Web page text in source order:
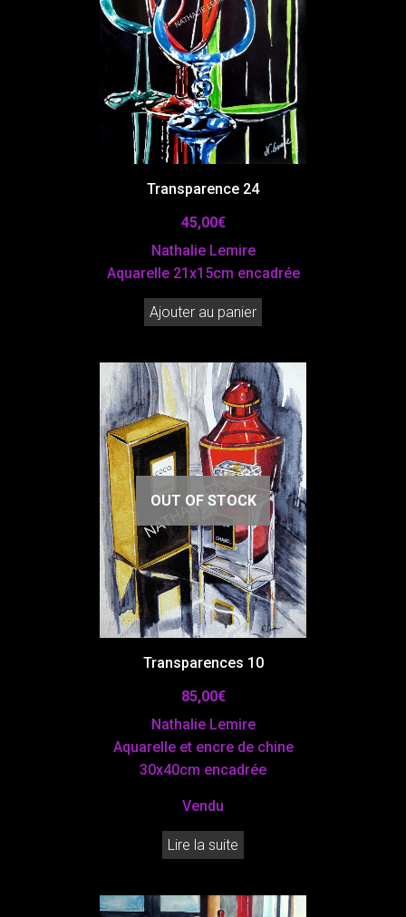
Transparence 24
45,00€
Nathalie Lemire
Aquarelle 21x15cm encadrée
Ajouter au panier
OUT OF STOCK
Transparences 10
85,00€
Nathalie Lemire
Aquarelle et encre de chine
30x40cm encadrée
Vendu
Lire la suite